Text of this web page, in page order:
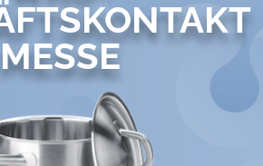
MESSE